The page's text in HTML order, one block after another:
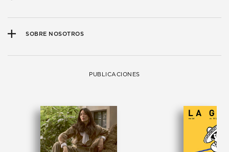
SOBRE NOSOTROS
PUBLICACIONES